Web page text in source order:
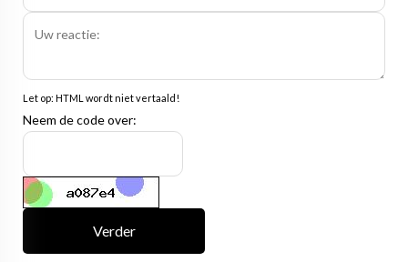
Let op: HTML wordt niet vertaald!
Neem de code over:
Verder